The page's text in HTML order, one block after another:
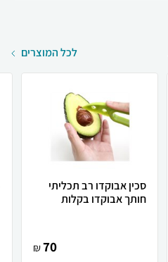
לכל המוצרים
סכין אבוקדו רב תכליתי
חותך אבוקדו בקלות
70
₪